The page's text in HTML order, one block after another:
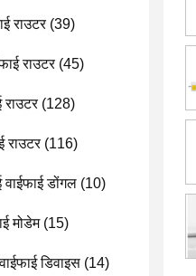
राउटर(39)
राउटर(45)
राउटर(128)
राउटर(116)
डोंगल (10)
मोडेम(15)
डिवाइस (14)